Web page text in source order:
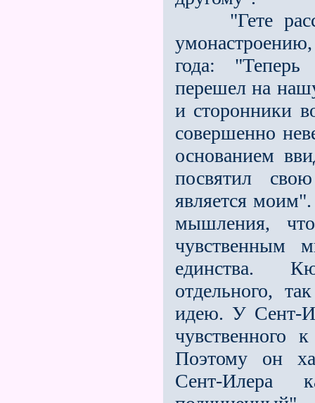
"Гете
года:
перешел на
и сторонники
совершенно
основанием
посвятил
является
мышления,
чувственным
единства.
отдельного,
идею. У Сент-
чувственного
Поэтому он
Сент-Илера